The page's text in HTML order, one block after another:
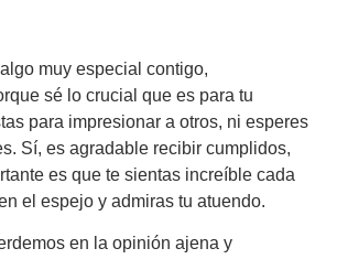
muy especial contigo,
sé lo crucial que es para tu
para impresionar a otros, ni esperes
Sí, es agradable recibir cumplidos,
es que te sientas increíble cada
el espejo y admiras tu atuendo.
en la opinión ajena y